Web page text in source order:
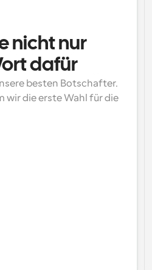
nicht nur
dafür
besten Botschafter.
wir die erste Wahl für die